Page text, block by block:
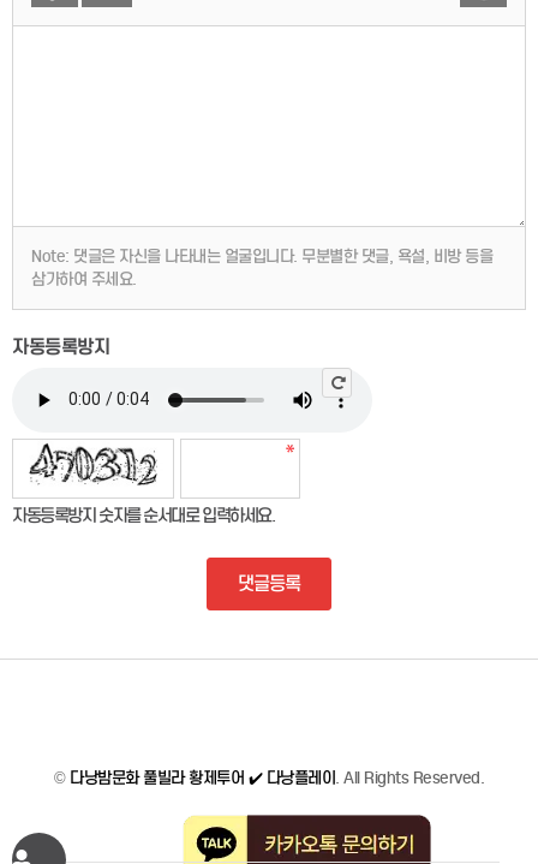
Note: 댓글은 자신을 나타내는 얼굴입니다. 무분별한 댓글, 욕설, 비방 등을
삼가하여 주세요.
자동등록방지
자동등록방지 숫자를 순서대로 입력하세요.
댓글등록
© 다낭밤문화 풀빌라 황제투어 ✔️ 다낭플레이 . All Rights Reserved.